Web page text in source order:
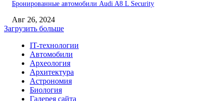
Бронированные автомобили Audi A8 L Security
Авг 26, 2024
Загрузить больше
IT-технологии
Автомобили
Археология
Архитектура
Астрономия
Биология
Галерея сайта